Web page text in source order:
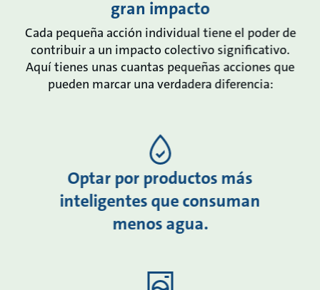
gran impacto
Cada pequeña acción individual tiene el poder de
contribuir a un impacto colectivo significativo.
Aquí tienes unas cuantas pequeñas acciones que
pueden marcar una verdadera diferencia:
Optar por productos más
inteligentes que consuman
menos agua.